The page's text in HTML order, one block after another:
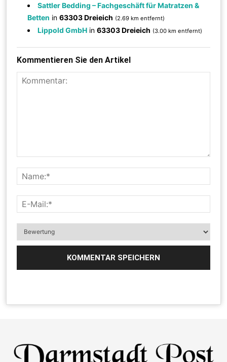
Sattler Bedding – Fachgeschäft für Matratzen &
Betten in63303 Dreieich (2.69 km entfernt)
Lippold GmbH in63303 Dreieich (3.00 km entfernt)
Kommentieren Sie den Artikel